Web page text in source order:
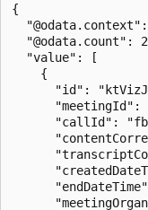
{
"@odata.count":
  "value": [
    {
"id":
"meetingId":
"callId":